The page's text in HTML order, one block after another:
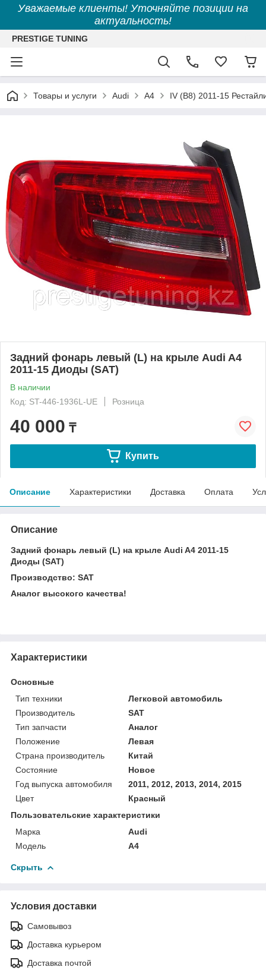
Уважаемые клиенты! Уточняйте позиции на
актуальность!
PRESTIGE TUNING
Товары и услуги Audi A4 IV (B8) 2011-15
Задний фонарь левый (L) на крыле Audi A4
2011-15 Диоды (SAT)
В наличии
Код: ST-446-1936L-UE
Розница
40 000 ₸
Купить
Описание Характеристики Доставка Оплата
Описание
Задний фонарь левый (L) на крыле Audi A4 2011-15
Диоды (SAT)
Производство: SAT
Аналог высокого качества!
Характеристики
Основные
Тип техники
Легковой автомобиль
Производитель
SAT
Тип запчасти
Аналог
Положение
Левая
Страна производитель
Китай
Состояние
Новое
Год выпуска автомобиля
2011, 2012, 2013, 2014, 2015
Цвет
Красный
Пользовательские характеристики
Марка
Audi
Модель
A4
Скрыть
Условия доставки
Самовывоз
Доставка курьером
Доставка почтой